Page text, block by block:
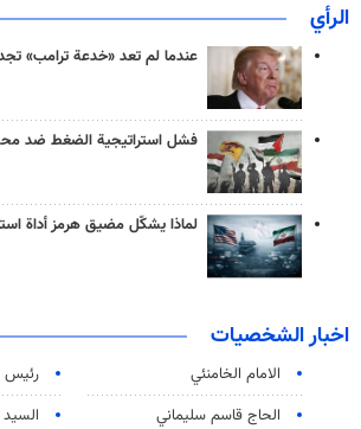
الرأي
عندما لم تعد «خدعة ترامب»
فشل استراتيجية الضغط ضد
لماذا يشكّل مضيق هرمز أداة
اخبار الشخصيات
الامام الخامنئي
رئیس
الحاج قاسم سليماني